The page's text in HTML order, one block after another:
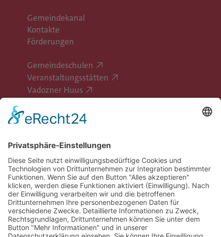
Gemeindekanal
Kontakte
Förderungen
Gemeindeschulen
Veranstaltungsstätten
Vadozner Huus